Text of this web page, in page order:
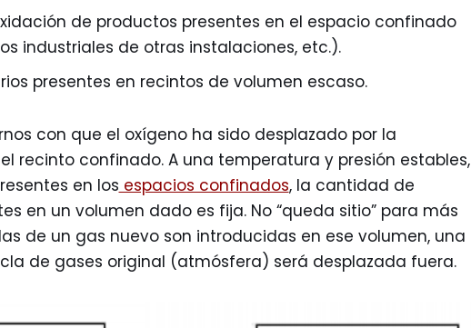
de productos presentes en el espacio confinado
industriales de otras instalaciones, etc.).
presentes en recintos de volumen escaso.
con que el oxígeno ha sido desplazado por la
recinto confinado. A una temperatura y presión estables,
en los espacios confinados, la cantidad de
en un volumen dado es fija. No “queda sitio” para más
de un gas nuevo son introducidas en ese volumen, una
de gases original (atmósfera) será desplazada fuera.